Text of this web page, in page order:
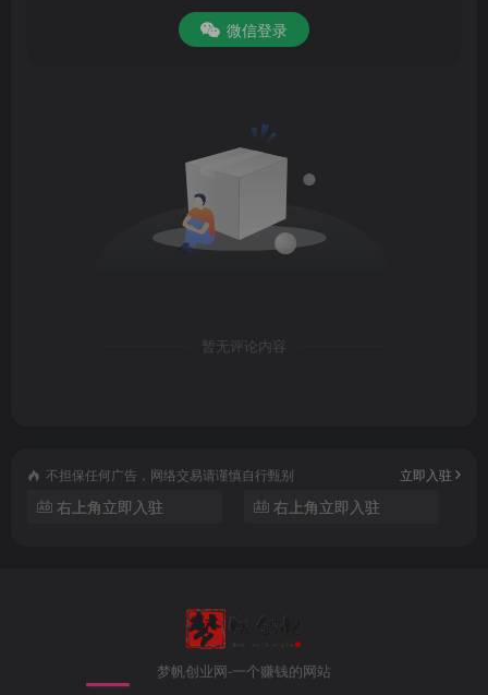
微信登录
暂无评论内容
不担保任何广告，网络交易请谨慎自行甄别 立即入驻
右上角立即入驻 右上角立即入驻
梦帆创业网-一个赚钱的网站